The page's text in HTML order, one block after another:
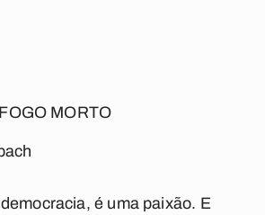
MORTO
é uma paixão. E